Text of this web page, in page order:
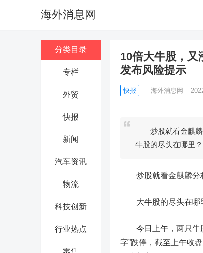
海外消息网
分类目录
专栏
外贸
快报
新闻
汽车资讯
物流
科技创新
行业热点
零售
10倍大牛股，又
发布风险提示
快报 海外消息网
炒股就看金麒麟
牛股的尽头在哪
炒股就看金麒麟分析
大牛股的尽头在哪
今日上午，两只牛股
字”跌停，截至上午收